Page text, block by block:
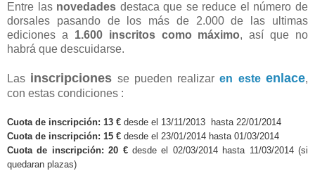
Entre las novedades destaca que se reduce el número de
dorsales pasando de los más de 2.000 de las ultimas
ediciones a 1.600 inscritos como máximo, así que no
habrá que descuidarse.
Las inscripciones se pueden realizaren esteenlace,
con estas condiciones :
Cuota de inscripción: 13 € desde el 13/11/2013 hasta 22/01/2014
Cuota de inscripción: 15 € desde el 23/01/2014 hasta 01/03/2014
Cuota de inscripción: 20 € desde el 02/03/2014 hasta 11/03/2014 (si
quedaran plazas)